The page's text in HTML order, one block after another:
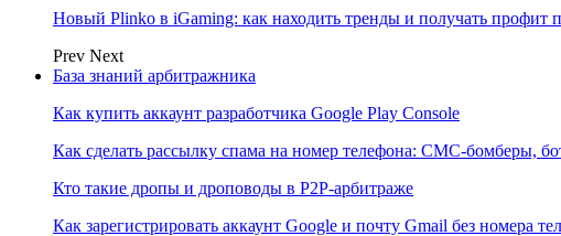
Новый Plinko в iGaming: как находить тренды и получать
Prev Next
База знаний арбитражника
Как купить аккаунт разработчика Google Play Console
Как сделать рассылку спама на номер телефона: СМС-бомберы,
Кто такие дропы и дроповоды в P2P-арбитраже
Как зарегистрировать аккаунт Google и почту Gmail без номера